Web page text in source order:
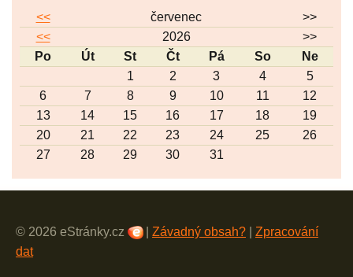
<< červenec
>>
<<
2026
>>
Po
Út St Čt Pá So
Ne
1
2 3 4
5
6
7 8 9 10 11
12
13
14 15 16 17 18
19
20
21 22 23 24 25
26
27
28 29 30 31
© 2026 eStránky.cz Závadný obsah?
Zpracování
dat